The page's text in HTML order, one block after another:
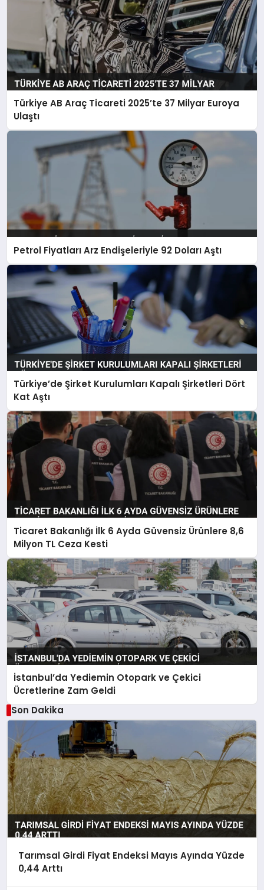
Türkiye AB Araç Ticareti 2025’te 37 Milyar Euroya
Ulaştı
Petrol Fiyatları Arz Endişeleriyle 92 Doları Aştı
Türkiye’de Şirket Kurulumları Kapalı Şirketleri Dört
Kat Aştı
Ticaret Bakanlığı İlk 6 Ayda Güvensiz Ürünlere 8,6
Milyon TL Ceza Kesti
İstanbul’da Yediemin Otopark ve Çekici
Ücretlerine Zam Geldi
Son Dakika
Tarımsal Girdi Fiyat Endeksi Mayıs Ayında Yüzde
0,44 Arttı